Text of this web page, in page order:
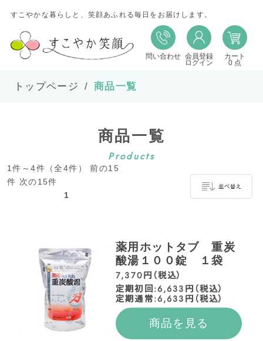
すこやかな暮らしと、笑顔あふれる毎日をお届けします。
問い合わせ 会員登録
ログイン
カート
0 点
トップページ 商品一覧
商品一覧
Products
1件～4件（全4件） 前の15
件 次の15件
1
並び替え
表示件数
薬用ホットタブ 重炭
酸湯１００錠 １袋
7,370円（税込）
定期初回:6,633円（税込）
定期通常:6,633円（税込）
商品を見る